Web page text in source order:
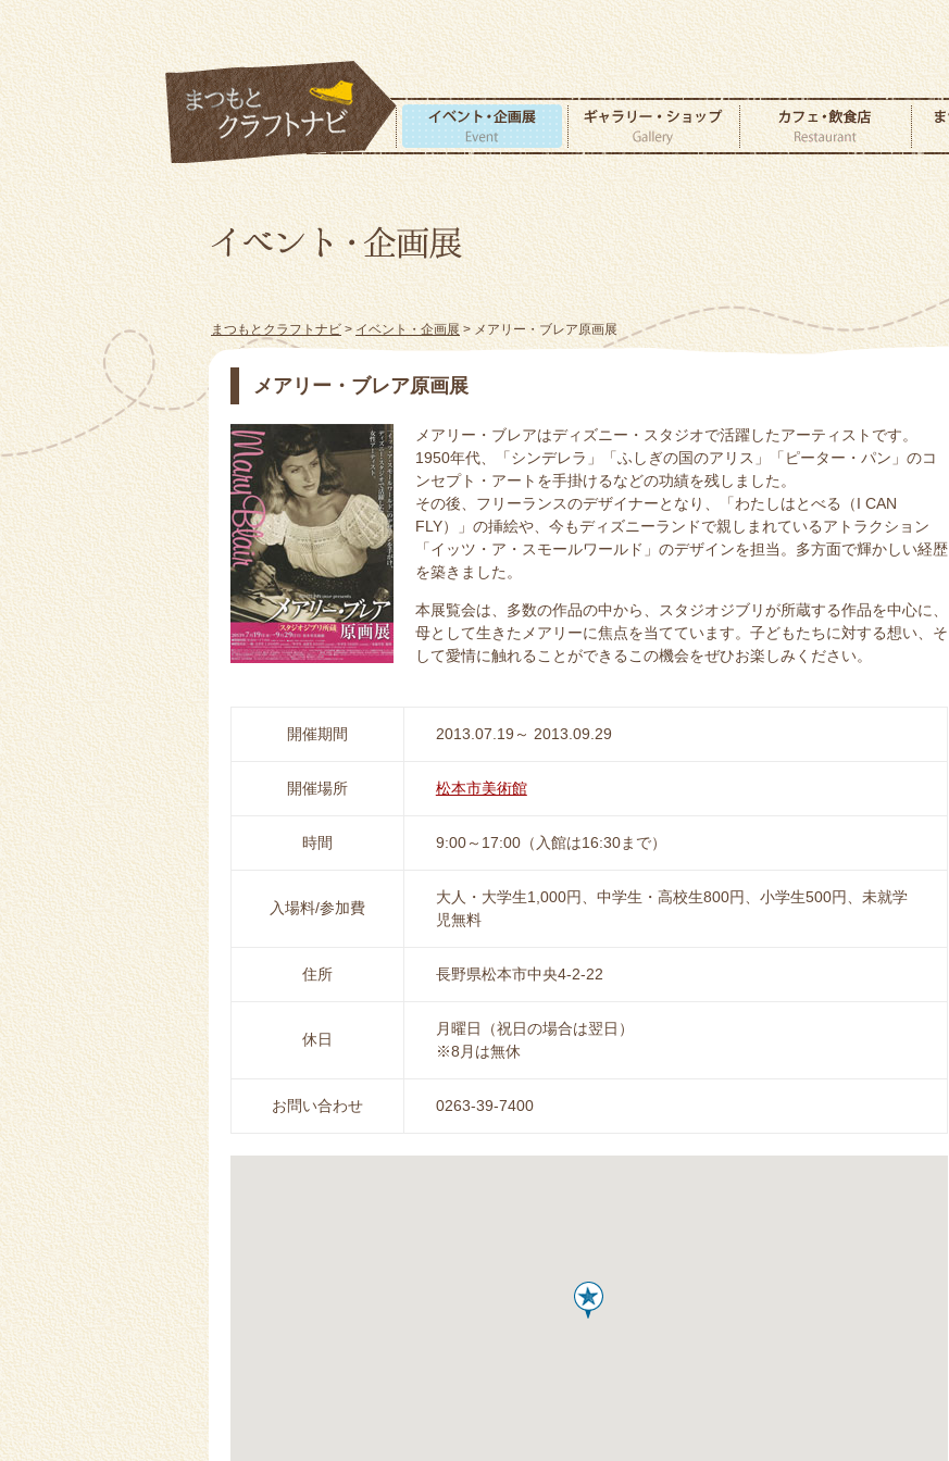
まつもとクラフトナビ > イベント・企画展> メアリー・ブレア原画展
メアリー・ブレア原画展
メアリー・ブレアはディズニー・スタジオで活躍したアーティストです。
1950年代、「シンデレラ」「ふしぎの国のアリス」「ピーター・パン」のコ
ンセプト・アートを手掛けるなどの功績を残しました。
その後、フリーランスのデザイナーとなり、「わたしはとべる（I CAN
FLY）」の挿絵や、今もディズニーランドで親しまれているアトラクション
「イッツ・ア・スモールワールド」のデザインを担当。多方面で輝かしい経歴
を築きました。
本展覧会は、多数の作品の中から、スタジオジブリが所蔵する作品を中心に、
母として生きたメアリーに焦点を当てています。子どもたちに対する想い、そ
して愛情に触れることができるこの機会をぜひお楽しみください。
開催期間 2013.07.19～ 2013.09.29
開催場所 松本市美術館
時間 9:00～17:00（入館は16:30まで）
入場料/参加費
大人・大学生1,000円、中学生・高校生800円、小学生500円、未就学
児無料
住所 長野県松本市中央4-2-22
休日
月曜日（祝日の場合は翌日）
※8月は無休
お問い合わせ 0263-39-7400